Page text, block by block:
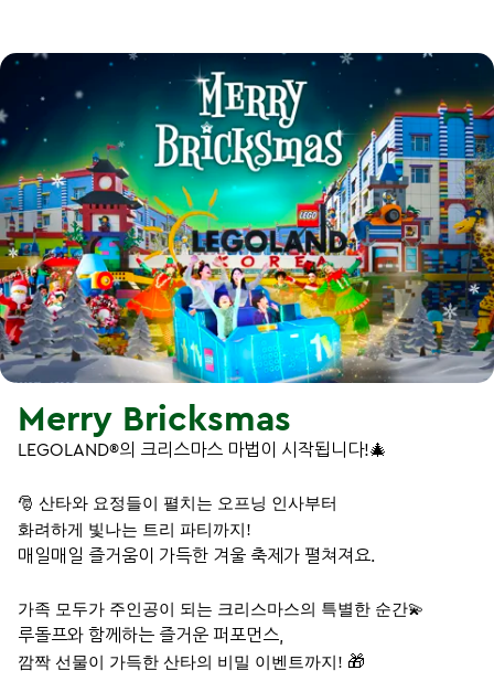
Merry Bricksmas
LEGOLAND®의 크리스마스 마법이 시작됩니다!🎄
🎅 산타와 요정들이 펼치는 오프닝 인사부터
화려하게 빛나는 트리 파티까지 !
매일매일 즐거움이 가득한 겨울 축제가 펼쳐져요.
가족 모두가 주인공이 되는 크리스마스의 특별한 순간💫
루돌프와 함께하는 즐거운 퍼포먼스,
깜짝 선물이 가득한 산타의 비밀 이벤트까지 ! 🎁